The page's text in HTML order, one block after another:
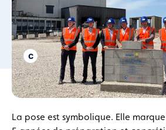
La pose est symbolique. Elle